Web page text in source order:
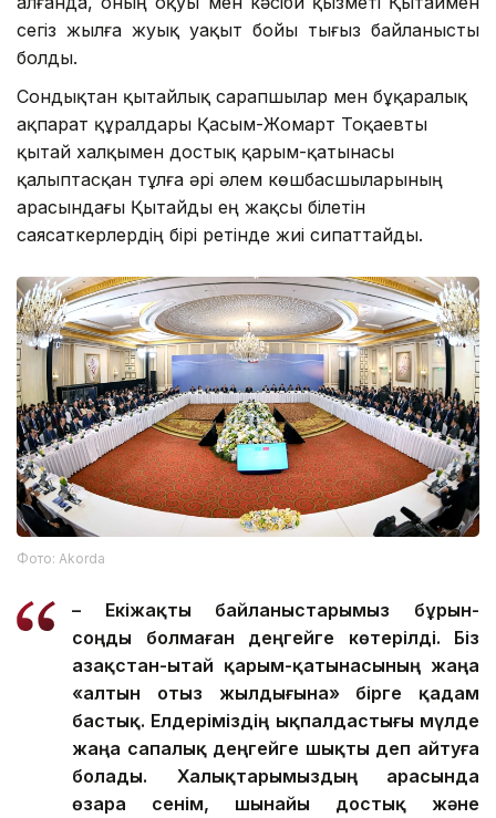
сегіз жылға жуық уақыт бойы тығыз байланысты
болды.
Сондықтан қытайлық сарапшылар мен бұқаралық
ақпарат құралдары Қасым-Жомарт Тоқаевты
қытай халқымен достық қарым-қатынасы
қалыптасқан тұлға әрі әлем көшбасшыларының
арасындағы Қытайды ең жақсы білетін
саясаткерлердің бірі ретінде жиі сипаттайды.
Фото: Аkorda
– Екіжақты байланыстарымыз бұрын-
соңды болмаған деңгейге көтерілді. Біз
Қазақстан-Қытай қарым-қатынасының жаңа
«алтын отыз жылдығына» бірге қадам
бастық. Елдеріміздің ықпалдастығы мүлде
жаңа сапалық деңгейге шықты деп айтуға
болады. Халықтарымыздың арасында
өзара сенім, шынайы достық және